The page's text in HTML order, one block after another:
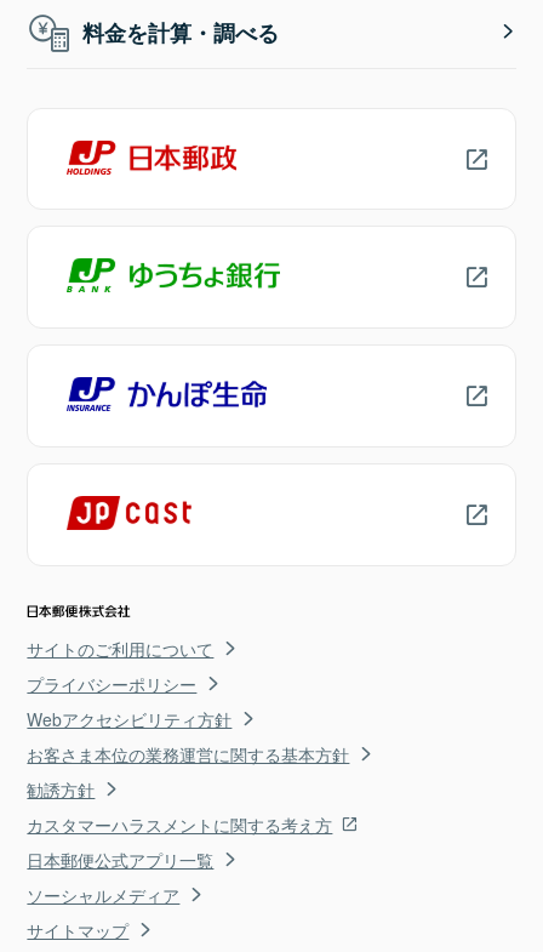
料金を計算・調べる
サイトのご利用について
プライバシーポリシー
Webアクセシビリティ方針
お客さま本位の業務運営に関する基本方針
勧誘方針
カスタマーハラスメントに関する考え方
日本郵便公式アプリ一覧
ソーシャルメディア
サイトマップ